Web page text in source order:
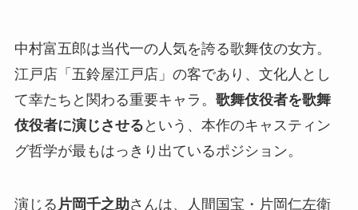
中村富五郎は当代一の人気を誇る歌舞伎の女方。
江戸店「五鈴屋江戸店」の客であり、文化人とし
て幸たちと関わる重要キャラ。 歌舞伎役者を歌舞
伎役者に演じさせる という、本作のキャスティン
グ哲学が最もはっきり出ているポジション。
演じる 片岡千之助さんは、人間国宝・片岡仁左衛